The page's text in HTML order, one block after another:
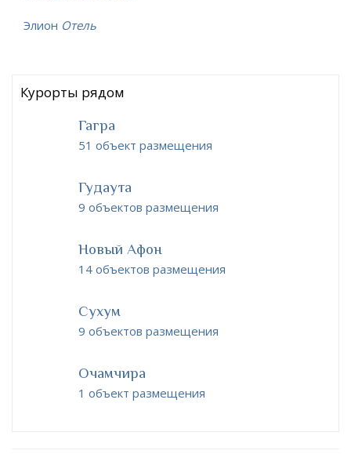
Элион Отель
Курорты рядом
Гагра
51 объект размещения
Гудаута
9 объектов размещения
Новый Афон
14 объектов размещения
Сухум
9 объектов размещения
Очамчира
1 объект размещения